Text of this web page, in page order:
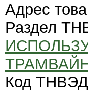
Адрес
Раздел
Код